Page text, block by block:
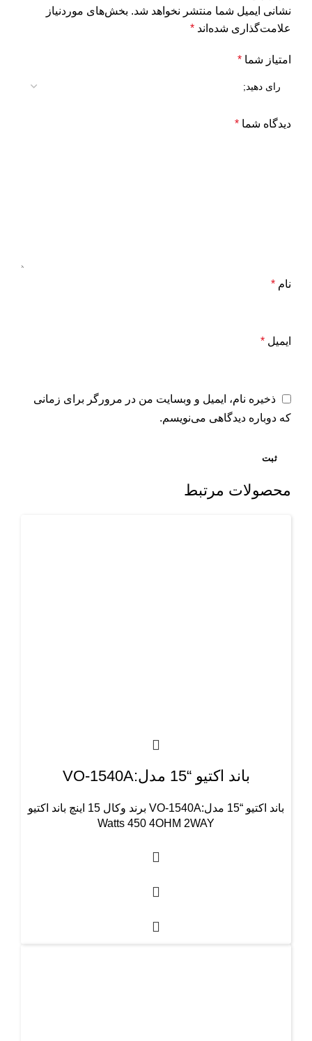
نشانی ایمیل شما منتشر نخواهد شد. بخش‌های موردنیاز
علامت‌گذاری شده‌اند *
امتیاز شما *
دیدگاه شما *
نام *
ایمیل *
ذخیره نام، ایمیل و وبسایت من در مرورگر برای زمانی
که دوباره دیدگاهی می‌نویسم.
محصولات مرتبط
باند اکتیو “15 مدل:VO-1540A
باند اکتیو “15 مدل:VO-1540A برند وکال 15 اینچ باند اکتیو
Watts 450 4OHM 2WAY